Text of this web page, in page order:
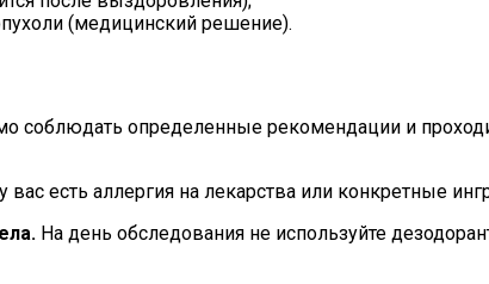
(медицинский решение).
определенные рекомендации и
вас есть аллергия на лекарства или конкретные
На день обследования не используйте